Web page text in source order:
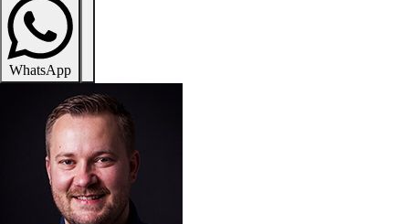
WhatsApp